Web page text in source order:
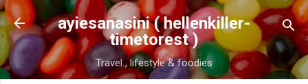
Skip to main content
ayiesanasini ( hellenkiller-
timetorest )
Travel , lifestyle & foodies